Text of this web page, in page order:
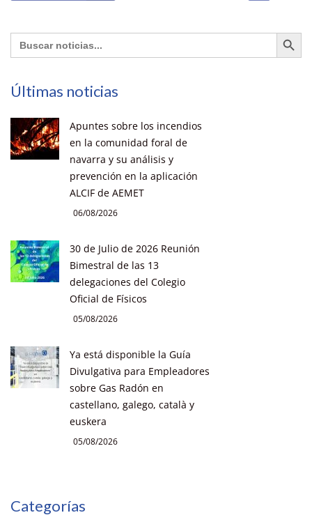
Buscar: Botón de
Últimas noticias
Apuntes sobre los incendios
en la comunidad foral de
navarra y su análisis y
prevención en la aplicación
ALCIF de AEMET
06/08/2026
30 de Julio de 2026 Reunión
Bimestral de las 13
delegaciones del Colegio
Oficial de Físicos
05/08/2026
Ya está disponible la Guía
Divulgativa para Empleadores
sobre Gas Radón en
castellano, galego, català y
euskera
05/08/2026
Categorías